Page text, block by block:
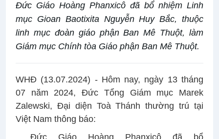
Đức Giáo Hoàng Phanxicô đã bổ nhiệm Linh
mục Gioan Baotixita Nguyễn Huy Bắc, thuộc
linh mục đoàn giáo phận Ban Mê Thuột, làm
Giám mục Chính tòa Giáo phận Ban Mê Thuột.
WHĐ (13.07.2024) - Hôm nay, ngày 13 tháng
07 năm 2024, Đức Tổng Giám mục Marek
Zalewski, Đại diện Toà Thánh thường trú tại
Việt Nam thông báo: